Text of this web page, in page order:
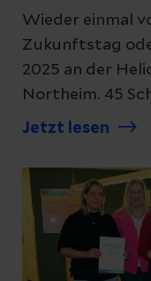
Wieder einmal
Zukunftstag
2025 an der
Northeim. 45
haben die
kennengelernt -
fertigt man
reanimiert man
bereitet man
noch mehr
Jetzt lesen